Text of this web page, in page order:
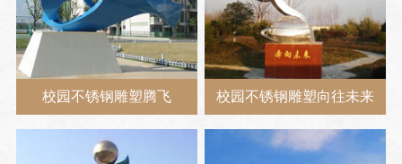
校园不锈钢雕塑腾飞 校园不锈钢雕塑向往未来